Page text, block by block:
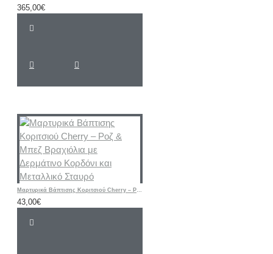
365,00€
Μαρτυρικά Βάπτισης Κοριτσιού Cherry – Ροζ & Μπεζ Βραχιόλια με Δερμάτινο Κορδόνι και Μεταλλικό Σταυρό
43,00€